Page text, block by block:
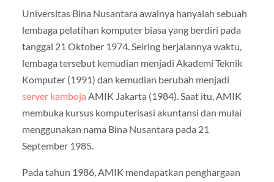
Universitas Bina Nusantara awalnya hanyalah sebuah
lembaga pelatihan komputer biasa yang berdiri pada
tanggal 21 Oktober 1974. Seiring berjalannya waktu,
lembaga tersebut kemudian menjadi Akademi Teknik
Komputer (1991) dan kemudian berubah menjadi
server kamboja AMIK Jakarta (1984). Saat itu, AMIK
membuka kursus komputerisasi akuntansi dan mulai
menggunakan nama Bina Nusantara pada 21
September 1985.
Pada tahun 1986, AMIK mendapatkan penghargaan